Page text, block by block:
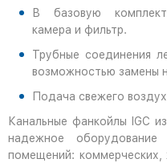
В базовую
камера и фильтр.
Трубные соединения
возможностью замены
Подача свежего
Канальные фанкойлы IGC
надежное оборудование
помещений: